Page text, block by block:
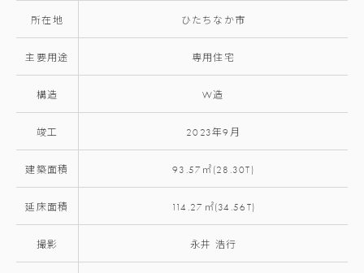
所在地 ひたちなか市
主要用途 専用住宅
構造 W造
竣工 2023年9月
建築面積 93.57㎡(28.30T)
延床面積 114.27㎡(34.56T)
撮影 永井 浩行